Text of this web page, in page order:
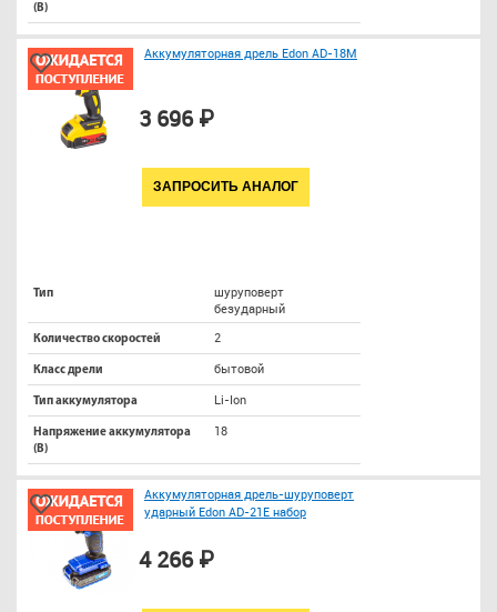
(В)
Аккумуляторная дрель Edon AD-18M
3 696 ₽
ЗАПРОСИТЬ АНАЛОГ
Тип
шуруповерт
безударный
Количество скоростей 2
Класс дрели бытовой
Тип аккумулятора Li-Ion
Напряжение аккумулятора
(В)
18
Аккумуляторная дрель-шуруповерт
ударный Edon AD-21E набор
4 266 ₽